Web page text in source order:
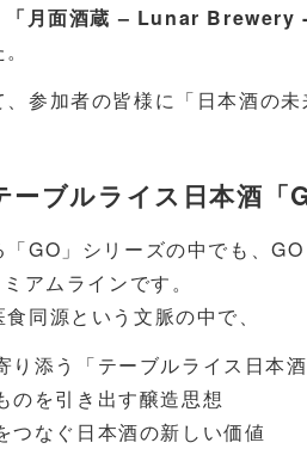
「月面酒蔵 – Lunar Brewery
参加者の皆様に「日本酒の
ーブルライス日本酒
GO」シリーズの中でも、
アムラインです。
同源という文脈の中で、
り添う「テーブルライス日本
のを引き出す醸造思想
つなぐ日本酒の新しい価値